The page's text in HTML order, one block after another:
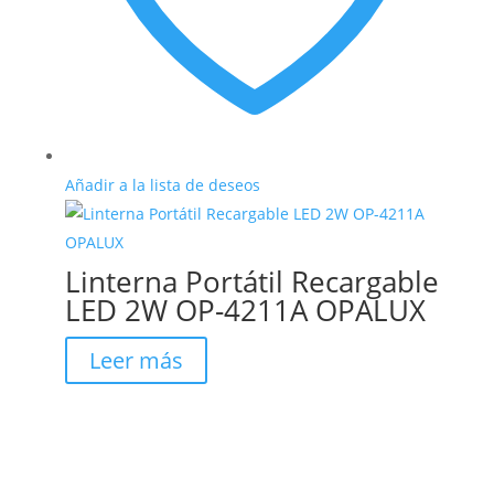
Añadir a la lista de deseos
Linterna Portátil Recargable
LED 2W OP-4211A OPALUX
Leer más